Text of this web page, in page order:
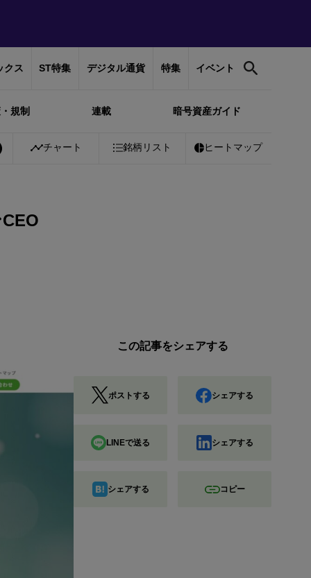
クス ST特集 デジタル通貨 特集 イベント
規制 連載 暗号資産ガイド
Bitcoin ￥10,281,633+ 0.51% Ethereum ￥303,675
チャート 銘柄リスト ヒートマップ
この記事をシェアする
ポストする シェアする
LINEで送る シェアする
シェアする コピー